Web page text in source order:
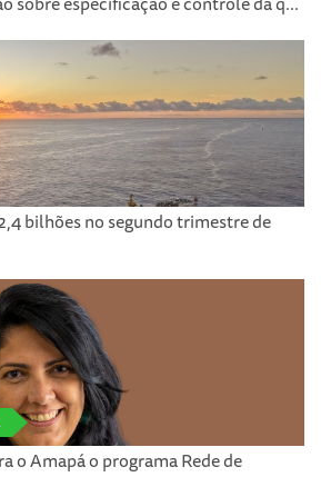
bilhões no segundo trimestre de
o Amapá o programa Rede de